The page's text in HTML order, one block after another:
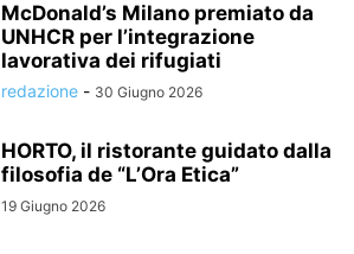
McDonald’s Milano premiato da
UNHCR per l’integrazione
lavorativa dei rifugiati
redazione - 30 Giugno 2026
HORTO, il ristorante guidato dalla
filosofia de “L’Ora Etica”
19 Giugno 2026